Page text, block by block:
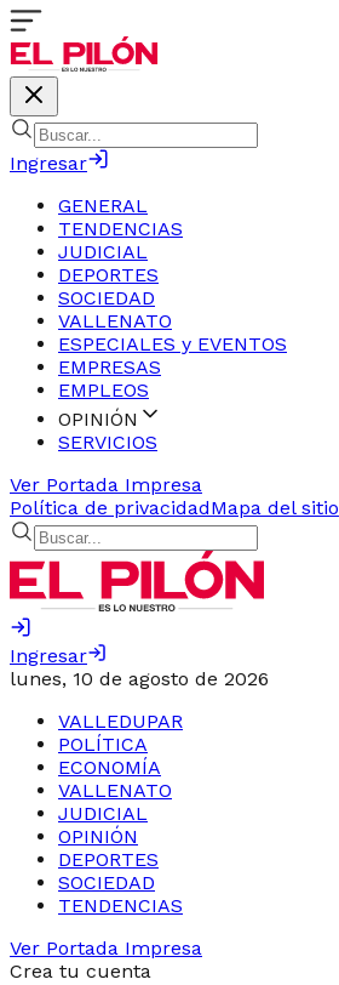
Ingresar
GENERAL
TENDENCIAS
JUDICIAL
DEPORTES
SOCIEDAD
VALLENATO
ESPECIALES y EVENTOS
EMPRESAS
EMPLEOS
OPINIÓN
SERVICIOS
Ver Portada Impresa
Política de privacidadMapa del sitio
Ingresar
lunes, 10 de agosto de 2026
VALLEDUPAR
POLÍTICA
ECONOMÍA
VALLENATO
JUDICIAL
OPINIÓN
DEPORTES
SOCIEDAD
TENDENCIAS
Ver Portada Impresa
Crea tu cuenta